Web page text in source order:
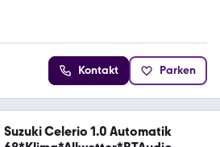
Kontakt Parken
Suzuki Celerio 1.0 Automatik